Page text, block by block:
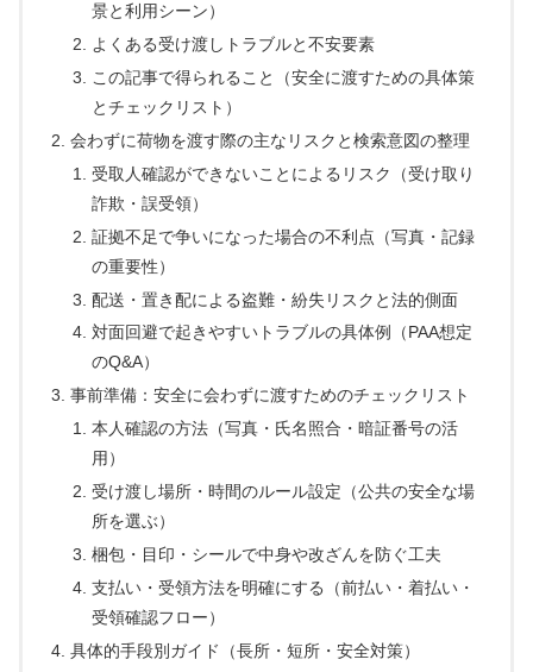
景と利用シーン）
よくある受け渡しトラブルと不安要素
この記事で得られること（安全に渡すための具体策
とチェックリスト）
会わずに荷物を渡す際の主なリスクと検索意図の整理
受取人確認ができないことによるリスク（受け取り
詐欺・誤受領）
証拠不足で争いになった場合の不利点（写真・記録
の重要性）
配送・置き配による盗難・紛失リスクと法的側面
対面回避で起きやすいトラブルの具体例（PAA想定
のQ&A）
事前準備：安全に会わずに渡すためのチェックリスト
本人確認の方法（写真・氏名照合・暗証番号の活
用）
受け渡し場所・時間のルール設定（公共の安全な場
所を選ぶ）
梱包・目印・シールで中身や改ざんを防ぐ工夫
支払い・受領方法を明確にする（前払い・着払い・
受領確認フロー）
具体的手段別ガイド（長所・短所・安全対策）